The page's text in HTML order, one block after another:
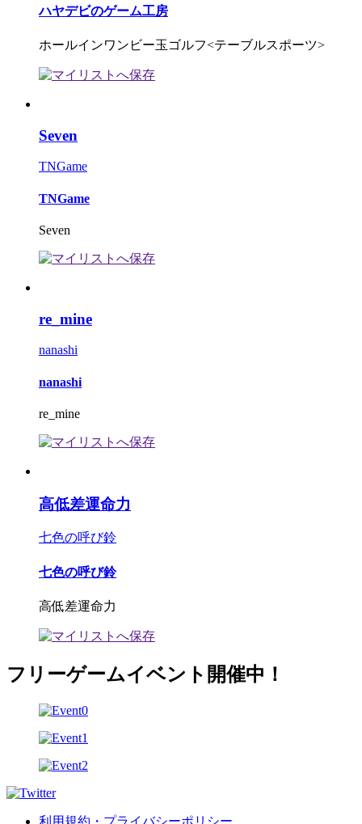
ハヤデビのゲーム工房
ホールインワンビー玉ゴルフ<テーブルスポーツ>
Seven
TNGame
TNGame
Seven
re_mine
nanashi
nanashi
re_mine
高低差運命力
七色の呼び鈴
七色の呼び鈴
高低差運命力
フリーゲームイベント開催中！
利用規約・プライバシーポリシー